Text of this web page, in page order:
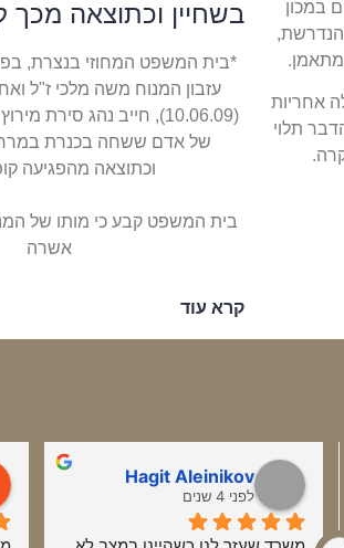
במכון
הנדרשת,
אחריות
תלוי
בשחיין וכתוצאה מכך
עזבון המנוח משה מלכי ז"ל
(10.06.09), חייב נהג סירת
של אדם ששחה בכנרת
וכתוצאה מהפגיעה
בית המשפט קבע כי מותו של
אשרה
קרא עוד
Hagit Aleinikov
לפני 4 שנים